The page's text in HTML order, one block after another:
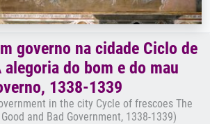
governo na cidade Ciclo de
do bom e do mau
1338-1339
in the city Cycle of frescoes The
and Bad Government, 1338-1339)